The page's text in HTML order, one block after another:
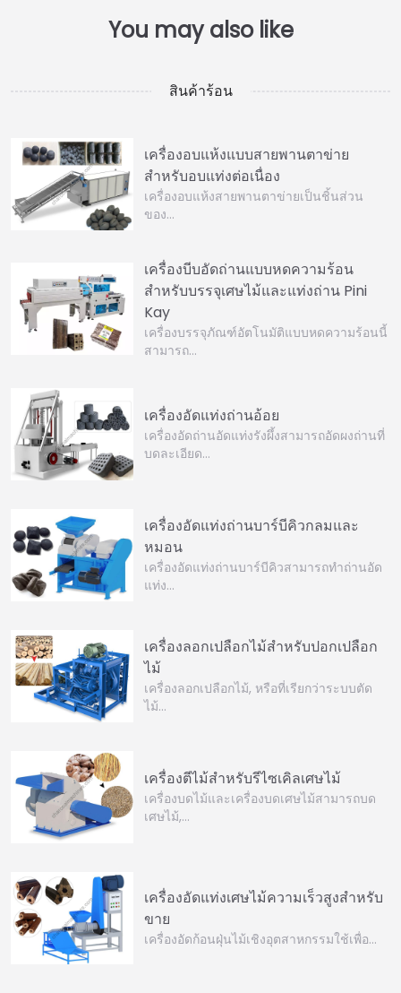
สินค้าร้อน
เครื่องอบแห้งแบบสายพานตาข่าย
สำหรับอบแท่งต่อเนื่อง
เครื่องอบแห้งสายพานตาข่ายเป็นชิ้นส่วน
ของ…
เครื่องบีบอัดถ่านแบบหดความร้อน
สำหรับบรรจุเศษไม้และแท่งถ่าน Pini
Kay
เครื่องบรรจุภัณฑ์อัตโนมัติแบบหดความร้อนนี้
สามารถ…
เครื่องอัดแท่งถ่านอ้อย
เครื่องอัดถ่านอัดแท่งรังผึ้งสามารถอัดผงถ่านที่
บดละเอียด…
เครื่องอัดแท่งถ่านบาร์บีคิวกลมและ
หมอน
เครื่องอัดแท่งถ่านบาร์บีคิวสามารถทำถ่านอัด
แท่ง…
เครื่องลอกเปลือกไม้สำหรับปอกเปลือก
ไม้
เครื่องลอกเปลือกไม้, หรือที่เรียกว่าระบบตัด
ไม้…
เครื่องตีไม้สำหรับรีไซเคิลเศษไม้
เครื่องบดไม้และเครื่องบดเศษไม้สามารถบด
เศษไม้,…
เครื่องอัดแท่งเศษไม้ความเร็วสูงสำหรับ
ขาย
เครื่องอัดก้อนฝุ่นไม้เชิงอุตสาหกรรมใช้เพื่อ…